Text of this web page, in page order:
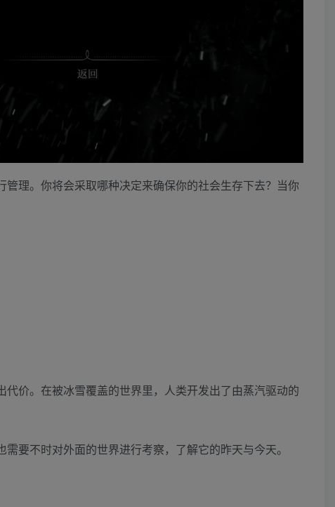
理。你将会采取哪种决定来确保你的社会生存下去？当你
价。在被冰雪覆盖的世界里，人类开发出了由蒸汽驱动的
要不时对外面的世界进行考察，了解它的昨天与今天。